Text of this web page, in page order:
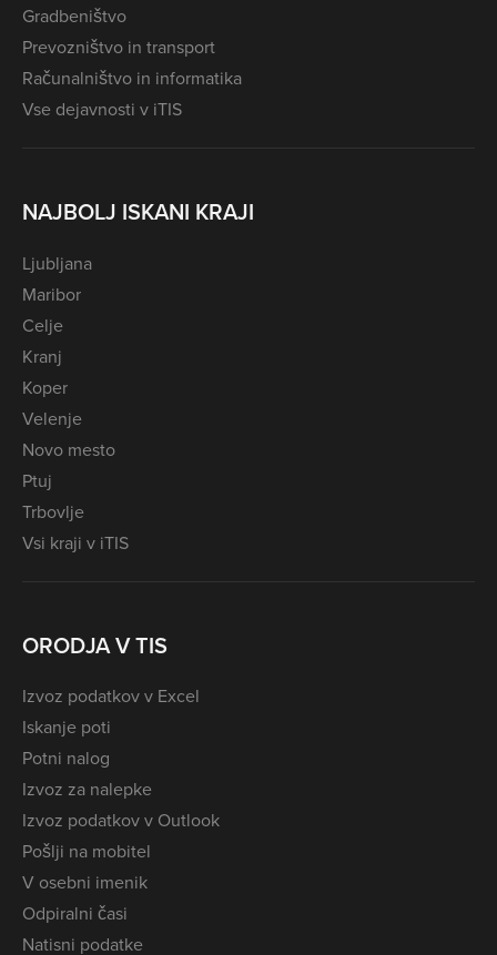
Gradbeništvo
Prevozništvo in transport
Računalništvo in informatika
Vse dejavnosti v iTIS
NAJBOLJ ISKANI KRAJI
Ljubljana
Maribor
Celje
Kranj
Koper
Velenje
Novo mesto
Ptuj
Trbovlje
Vsi kraji v iTIS
ORODJA V TIS
Izvoz podatkov v Excel
Iskanje poti
Potni nalog
Izvoz za nalepke
Izvoz podatkov v Outlook
Pošlji na mobitel
V osebni imenik
Odpiralni časi
Natisni podatke